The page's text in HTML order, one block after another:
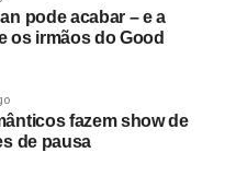
pouco lembrado ao longo
conquistar muitos
versão musical da
pode acabar – e a
os irmãos do Good
fazem show de
de pausa